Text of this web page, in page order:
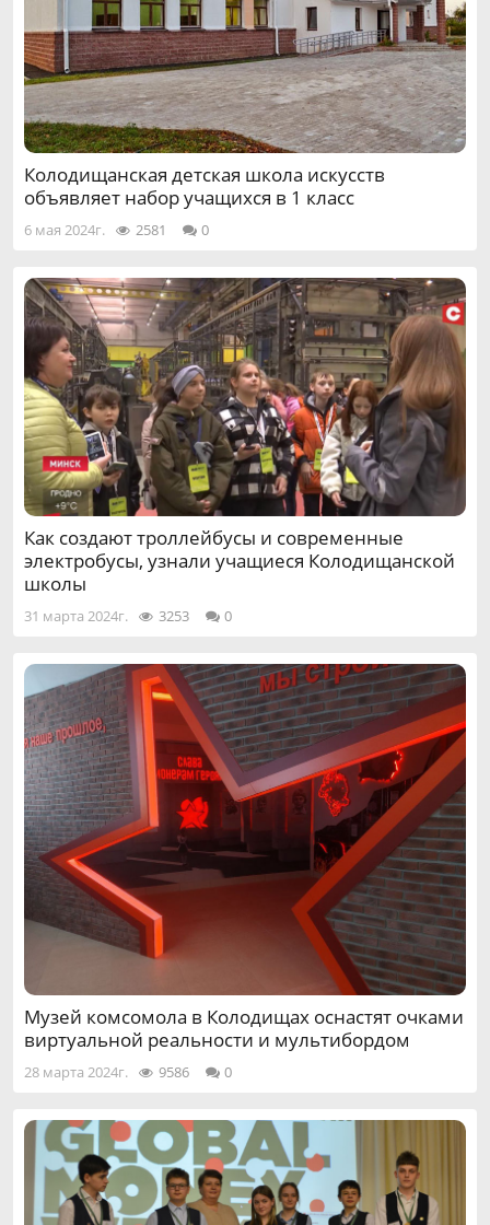
Колодищанская детская школа искусств
объявляет набор учащихся в 1 класс
6 мая 2024г. 2581 0
Как создают троллейбусы и современные
электробусы, узнали учащиеся Колодищанской
школы
31 марта 2024г. 3253 0
Музей комсомола в Колодищах оснастят очками
виртуальной реальности и мультибордом
28 марта 2024г. 9586 0